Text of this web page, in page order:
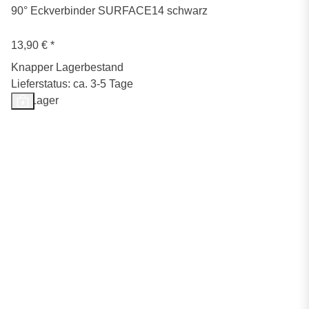
90° Eckverbinder SURFACE14 schwarz
13,90 € *
Knapper Lagerbestand
Lieferstatus: ca. 3-5 Tage
Auf Lager